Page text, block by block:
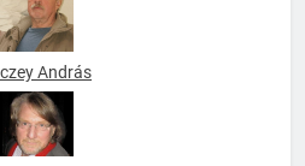
András